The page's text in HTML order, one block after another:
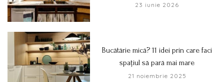
23 iunie 2026
Bucătărie mică? 11 idei prin care faci
spațiul să pară mai mare
21 noiembrie 2025